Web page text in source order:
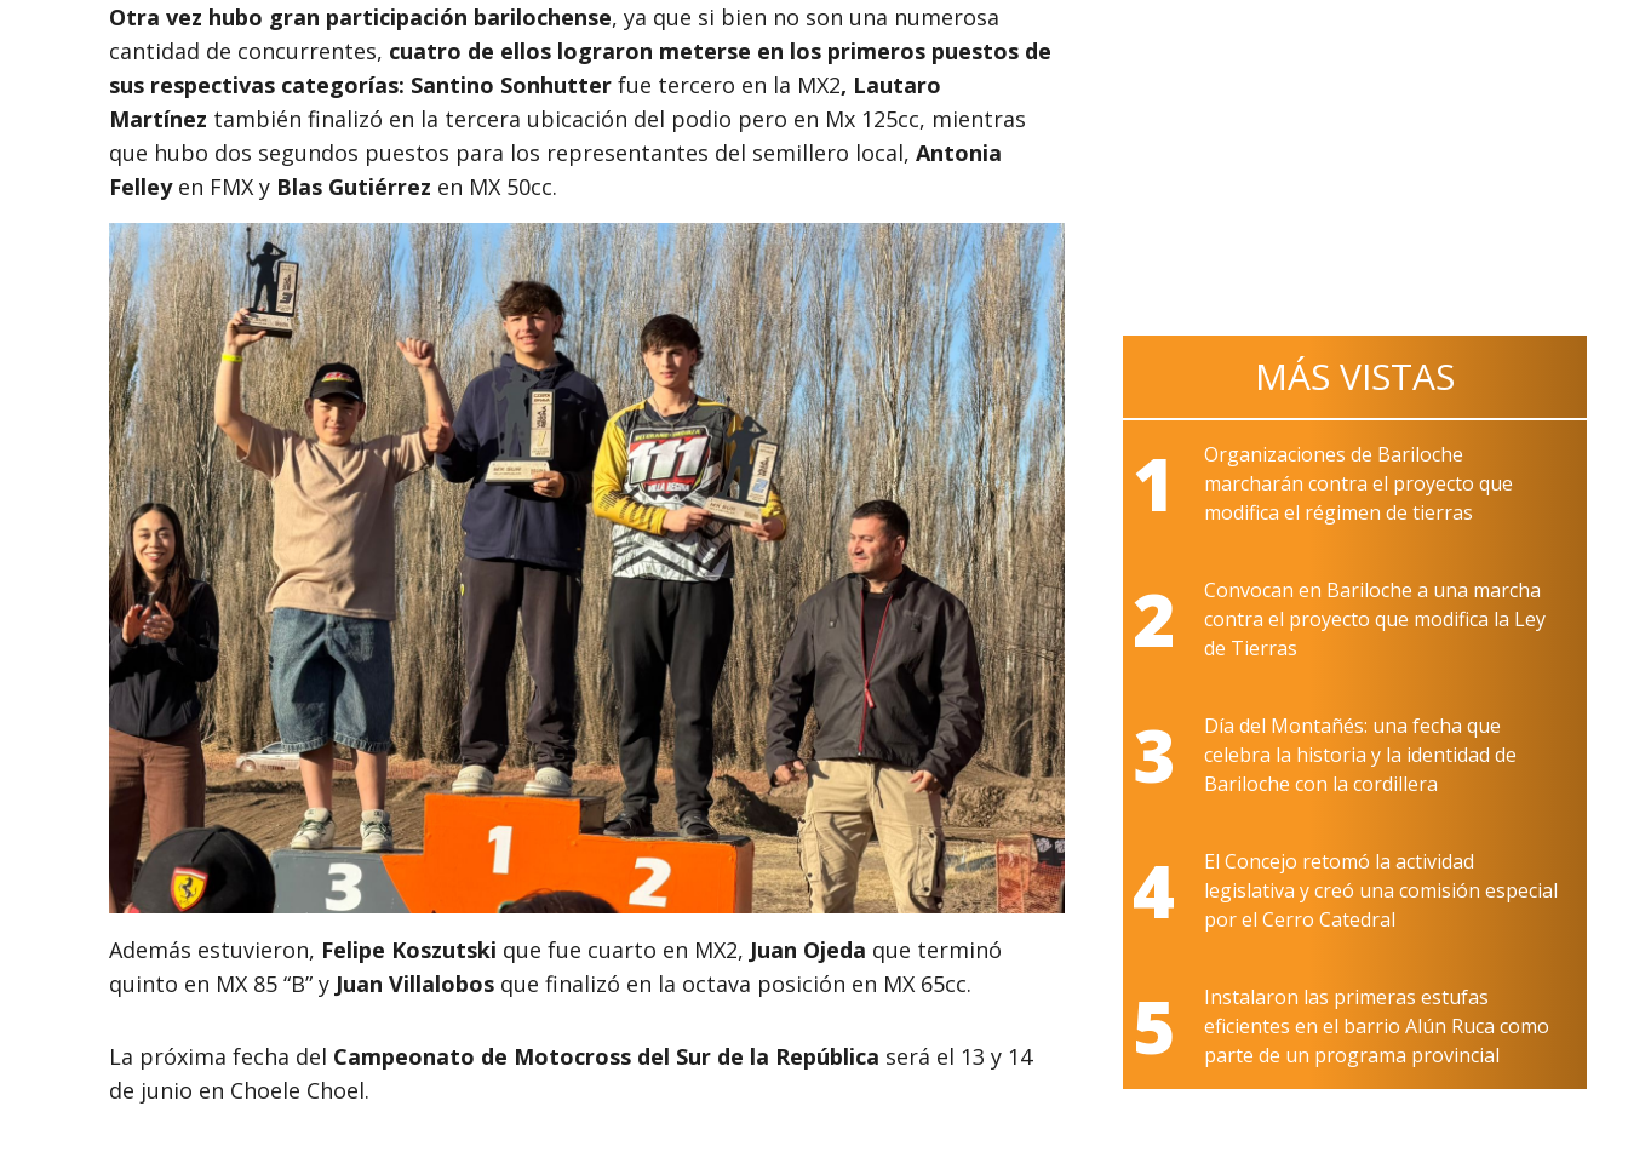
Otra vez hubo gran participación barilochense, ya que si bien no son una numerosa
cantidad de concurrentes, cuatro de ellos lograron meterse en los primeros puestos de
sus respectivas categorías: Santino Sonhutterfue tercero en la MX2, Lautaro
Martínez también finalizó en la tercera ubicación del podio pero en Mx 125cc, mientras
que hubo dos segundos puestos para los representantes del semillero local, Antonia
Felleyen FMX y Blas Gutiérrez en MX 50cc.
Además estuvieron, Felipe Koszutski que fue cuarto en MX2, Juan Ojeda que terminó
quinto en MX 85 “B” y Juan Villalobosque finalizó en la octava posición en MX 65cc.
La próxima fecha del Campeonato de Motocross del Sur de la República será el 13 y 14
de junio en Choele Choel.
MÁS VISTAS
1
Organizaciones de Bariloche
marcharán contra el proyecto que
modifica el régimen de tierras
2
Convocan en Bariloche a una marcha
contra el proyecto que modifica la Ley
de Tierras
3
Día del Montañés: una fecha que
celebra la historia y la identidad de
Bariloche con la cordillera
4
El Concejo retomó la actividad
legislativa y creó una comisión especial
por el Cerro Catedral
5
Instalaron las primeras estufas
eficientes en el barrio Alún Ruca como
parte de un programa provincial